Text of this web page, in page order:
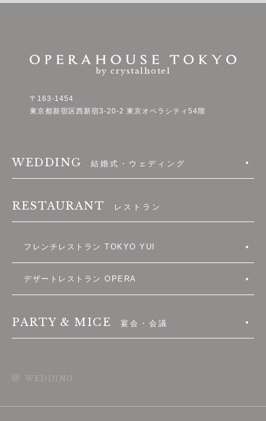
by crystalhotel
〒163-1454
東京都新宿区西新宿3-20-2 東京オペラシティ54階
WEDDING 結婚式・ウェディング
RESTAURANT レストラン
フレンチレストラン TOKYO YUI
デザートレストラン OPERA
PARTY & MICE 宴会・会議
WEDDING